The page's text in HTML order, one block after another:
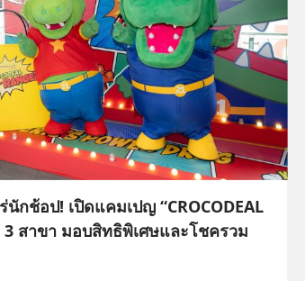
กช้อป! เปิดแคมเปญ “CROCODEAL
3 สาขา มอบสิทธิพิเศษและโชครวม